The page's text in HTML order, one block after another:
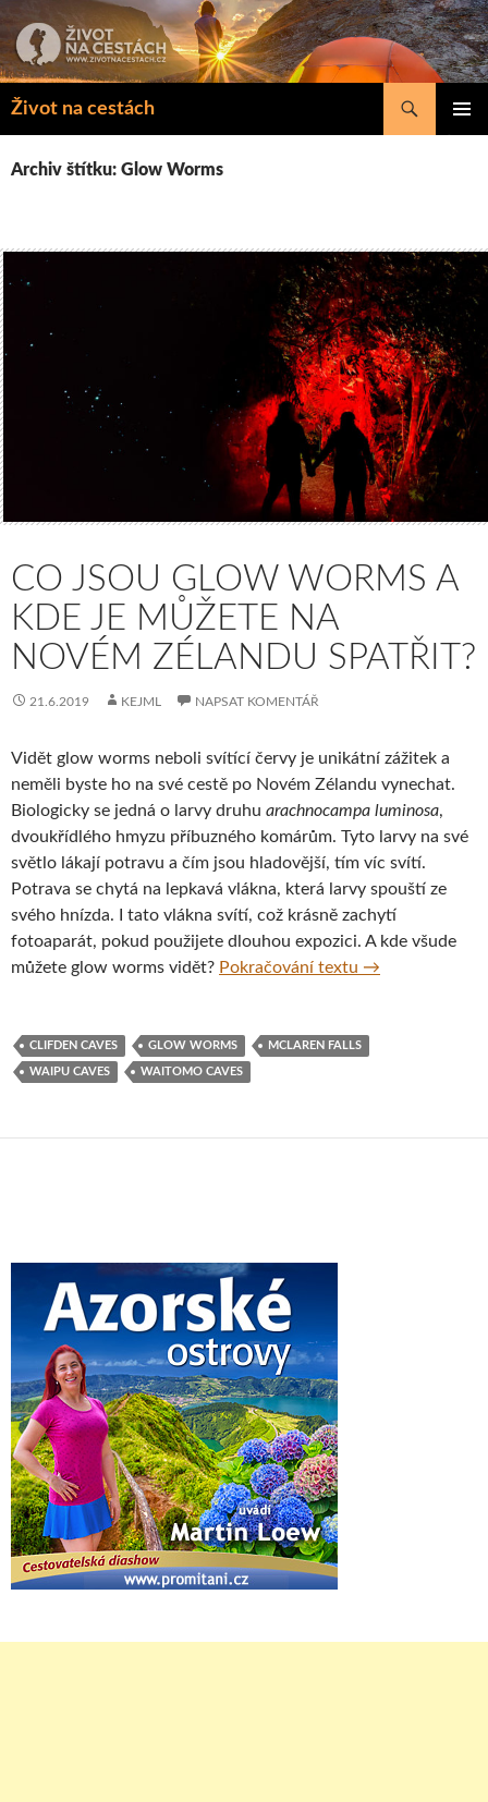
k
obsahu
Život na cestách
Hledat
Archiv štítku: Glow Worms
CO JSOU GLOW WORMS A
KDE JE MŮŽETE NA
NOVÉM ZÉLANDU SPATŘIT?
21.6.2019 KEJML NAPSAT KOMENTÁŘ
Vidět glow worms neboli svítící červy je unikátní zážitek a
neměli byste ho na své cestě po Novém Zélandu vynechat.
Biologicky se jedná o larvy druhu ​ arachnocampa luminosa,​
dvoukřídlého hmyzu příbuzného komárům. Tyto larvy na své
světlo lákají potravu a čím jsou hladovější, tím víc svítí.
Potrava se chytá na lepkavá vlákna, která larvy spouští ze
svého hnízda. I tato vlákna svítí, což krásně zachytí
fotoaparát, pokud použijete dlouhou expozici. A kde všude
můžete glow worms vidět? Pokračování textu Co jsou glow
→
CLIFDEN CAVES GLOW WORMS MCLAREN FALLS
WAIPU CAVES WAITOMO CAVES